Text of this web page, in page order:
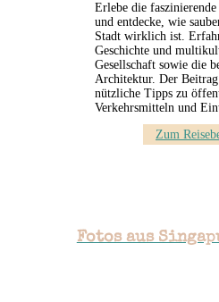
Erlebe die
und entdecke, wie
Stadt wirklich ist.
Geschichte und
Gesellschaft sowie die
Architektur. Der
nützliche Tipps zu
Verkehrsmitteln und
Zum
Fotos aus